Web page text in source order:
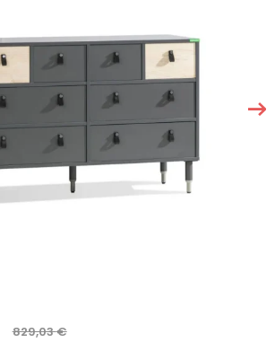
829,03€